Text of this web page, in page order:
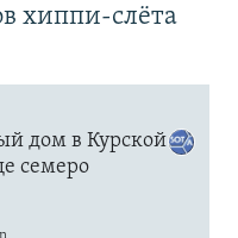
хиппи-слёта